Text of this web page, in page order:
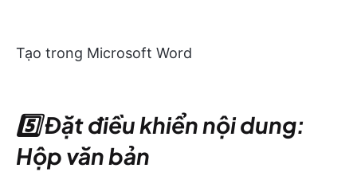
Tạo trong Microsoft Word
5️⃣ Đặt điều khiển nội dung:
Hộp văn bản